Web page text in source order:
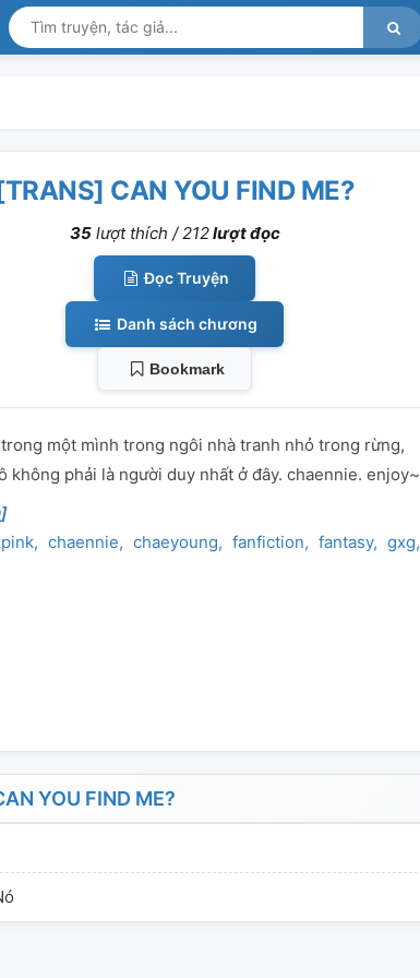
CAN YOU FIND ME?
35lượt thích /212lượt đọc
Đọc Truyện
Danh sách chương
Bookmark
một mình trong ngôi nhà tranh nhỏ trong rừng,
không phải là người duy nhất ở đây. chaennie. enjoy~
chaennie chaeyoung fanfiction fantasy gxg
YOU FIND ME?